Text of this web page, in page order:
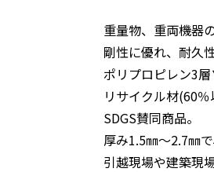
重量物、重両機器
剛性に優れ、耐久
ポリプロピレン3層
リサイクル材(60
SDGS賛同商品。
厚み1.5㎜～2.7㎜
引越現場や建築現